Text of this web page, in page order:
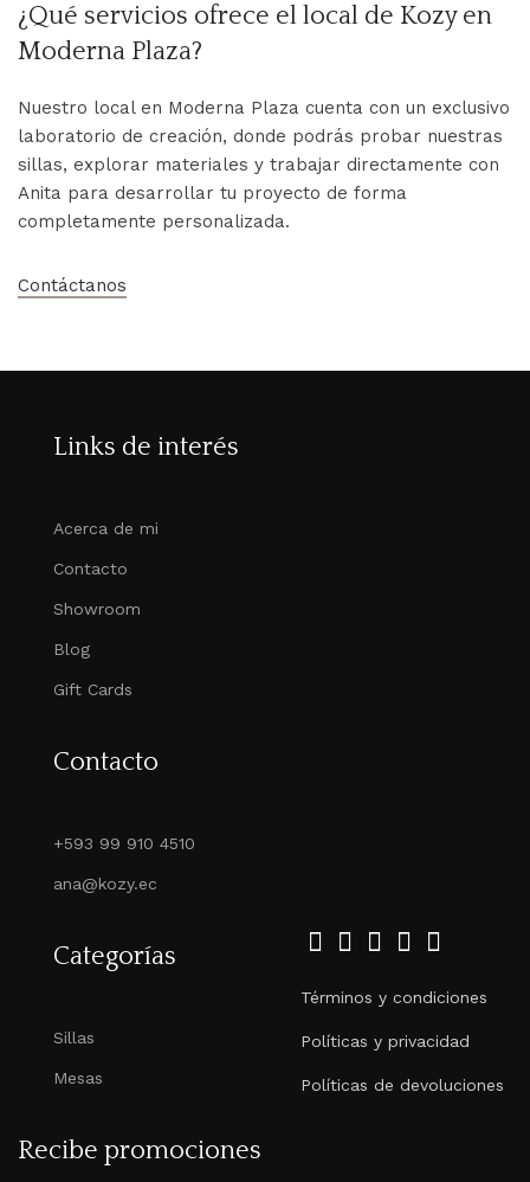
¿Qué servicios ofrece el local de Kozy en
Moderna Plaza?
Nuestro local en Moderna Plaza cuenta con un exclusivo
laboratorio de creación, donde podrás probar nuestras
sillas, explorar materiales y trabajar directamente con
Anita para desarrollar tu proyecto de forma
completamente personalizada.
Contáctanos
Links de interés
Acerca de mi
Contacto
Showroom
Blog
Gift Cards
Contacto
+593 99 910 4510
ana@kozy.ec
Categorías
Sillas
Mesas
Términos y condiciones
Políticas y privacidad
Políticas de devoluciones
Recibe promociones